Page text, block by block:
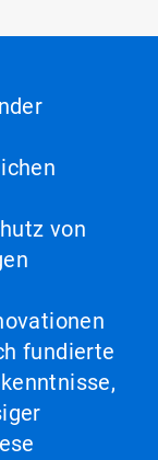
von
fundierte